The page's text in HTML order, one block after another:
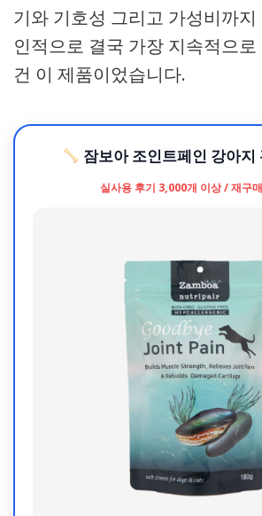
기와 기호성 그리고 가성비까지
인적으로 결국 가장 지속적으
건 이 제품이었습니다.
잠보아 조인트페인 강아지
실사용 후기 3,000개 이상 / 재구